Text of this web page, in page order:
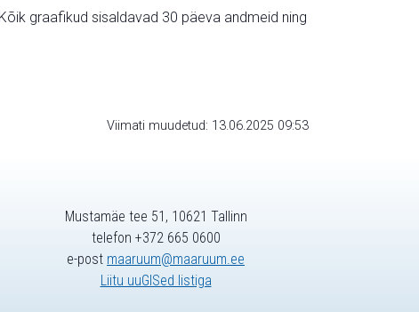
graafikud sisaldavad 30 päeva andmeid ning
Viimati muudetud: 13.06.2025 09:53
Mustamäe tee 51, 10621 Tallinn
telefon +372 665 0600
e-post maaruum@maaruum.ee
Liitu uuGISed listiga